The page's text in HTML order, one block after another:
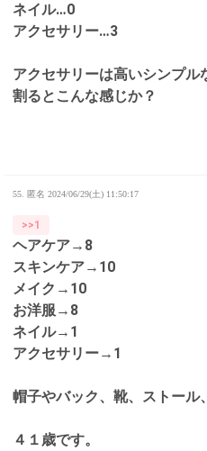
ネイル…0
アクセサリー…3
アクセサリーは高いシンプル
割るとこんな感じか？
55. 匿名 2024/06/29(土) 11:50:17
>>1
ヘアケア→8
スキンケア→10
メイク→10
お洋服→8
ネイル→1
アクセサリー→1
帽子やバック、靴、ストール
４１歳です。